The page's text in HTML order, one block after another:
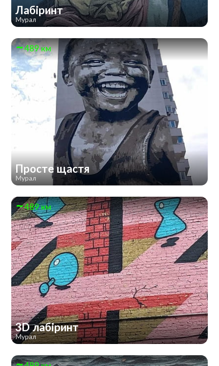
Лабіринт
Мурал
489 км
Просте щастя
Мурал
489 км
3D лабіринт
Мурал